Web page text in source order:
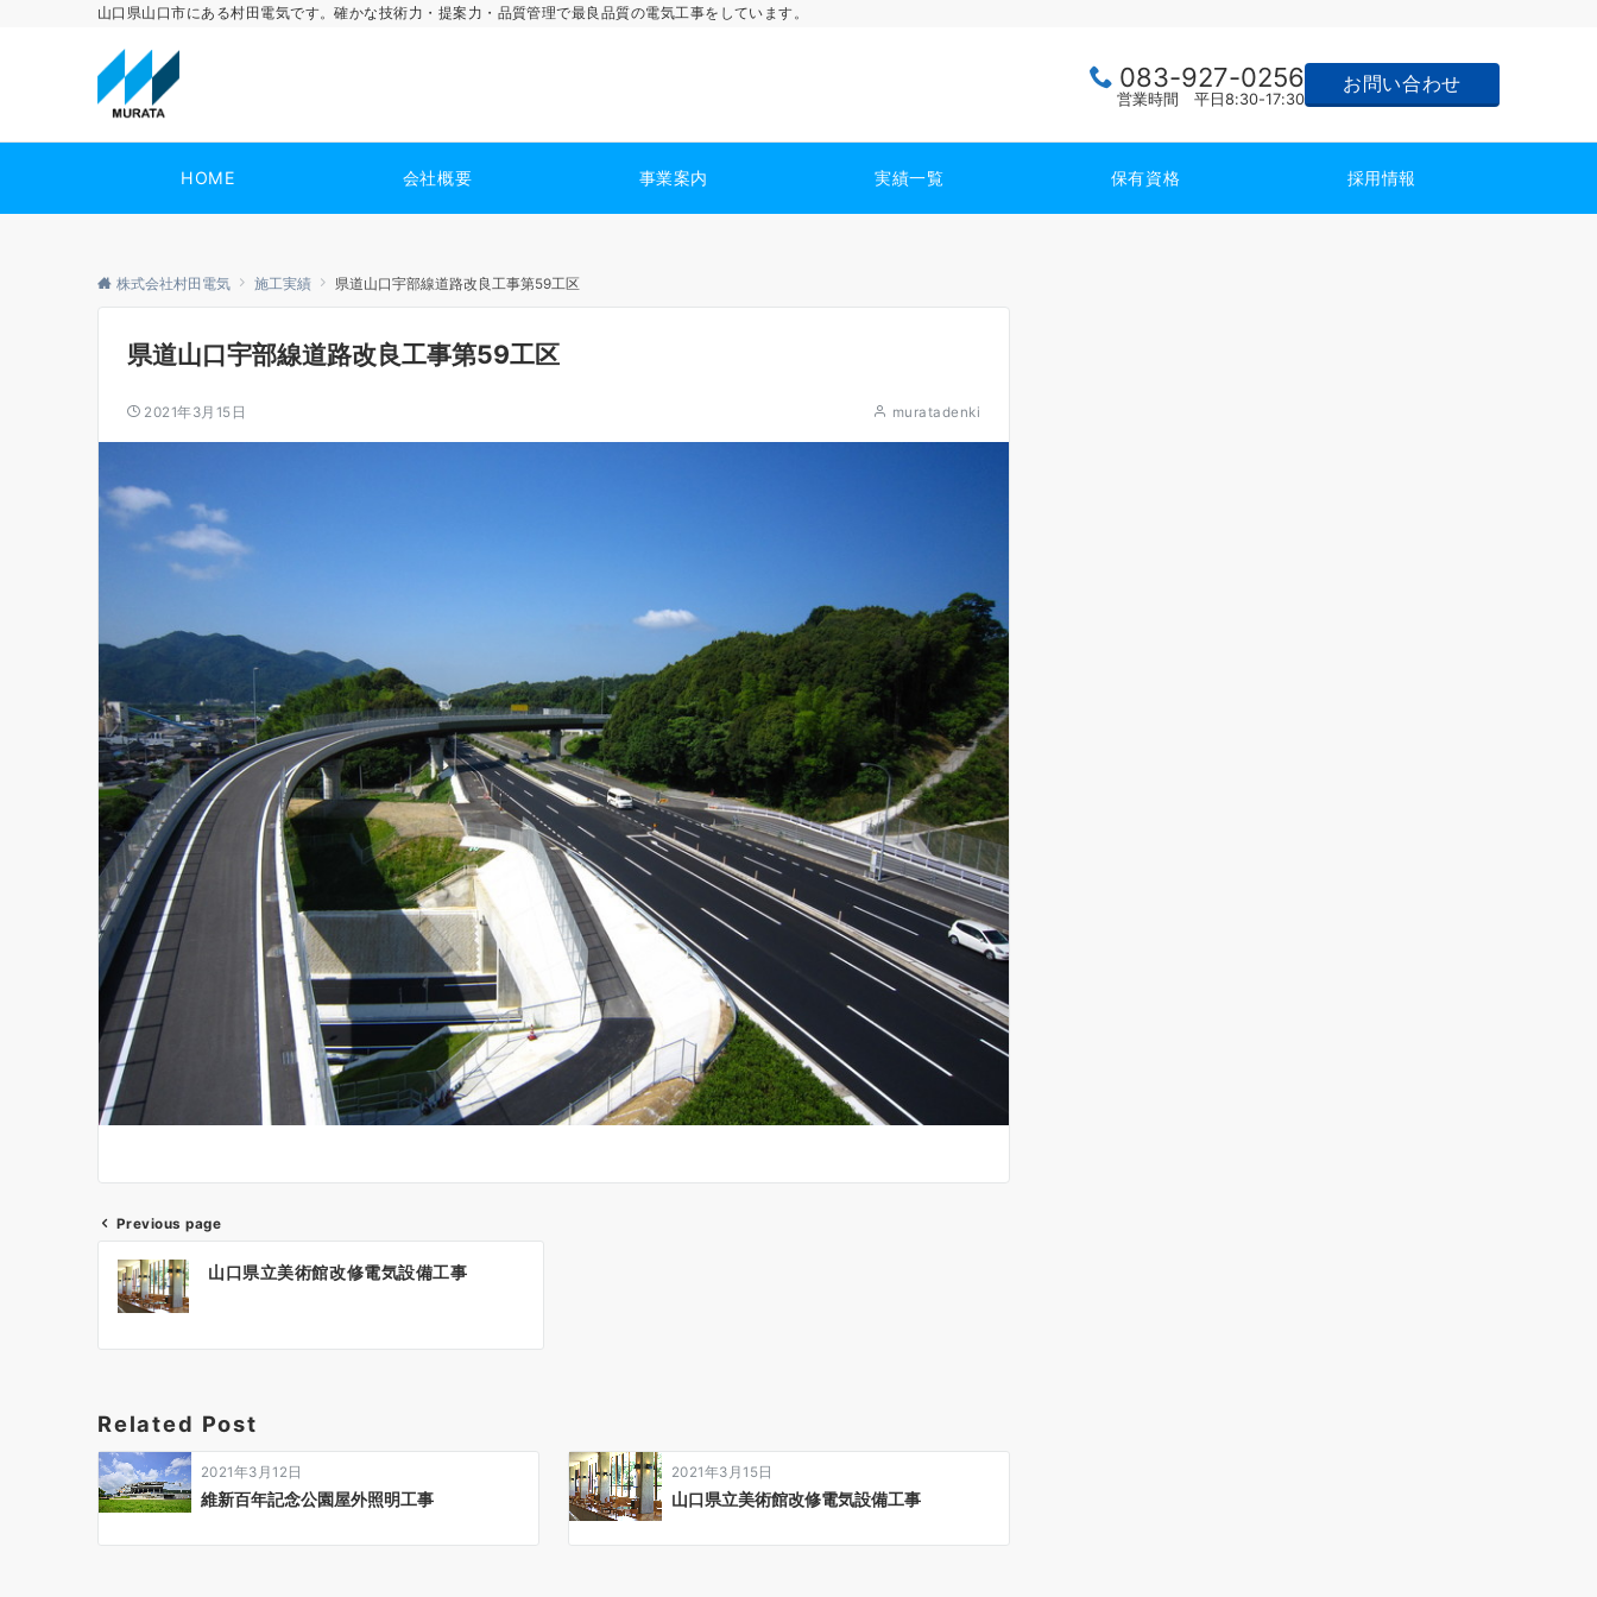
山口県山口市にある村田電気です。確かな技術力・提案力・品質管理で最良品質の電気工事をしています。
083-927-0256
営業時間 平日8:30-17:30
お問い合わせ
HOME 会社概要 事業案内 実績一覧 保有資格 採用情報
株式会社村田電気 施工実績 県道山口宇部線道路改良工事第59工区
県道山口宇部線道路改良工事第59工区
2021年3月15日 muratadenki
投
稿
ゲ
ー
シ
ョ
Previous page
山口県立美術館改修電気設備工事
Related Post
2021年3月12日
維新百年記念公園屋外照明工事
2021年3月15日
山口県立美術館改修電気設備工事